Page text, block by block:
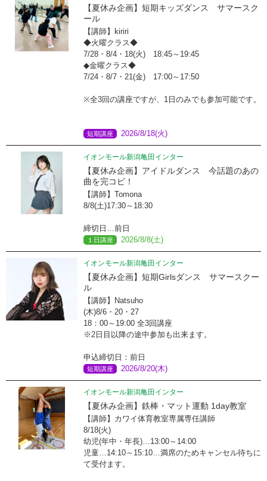
【夏休み企画】短期キッズダンス サマースク
ール
【講師】kiriri
◆火曜クラス◆
7/28・8/4・18(火) 18:45～19:45
◆金曜クラス◆
7/24・8/7・21(金) 17:00～17:50
※全3回の講座ですが、1日のみでも参加可能です。
短期講座 2026/8/18(火)
イオンモール新潟亀田インター
【夏休み企画】アイドルダンス 今話題のあの
曲を完コピ！
【講師】Tomona
8/8(土)17:30～18:30
締切日…前日
１日講座 2026/8/8(土)
イオンモール新潟亀田インター
【夏休み企画】短期Girlsダンス サマースクー
ル
【講師】Natsuho
(木)8/6・20・27
18：00～19:00 全3回講座
※2日目以降の途中参加も出来ます。
申込締切日：前日
短期講座 2026/8/20(木)
イオンモール新潟亀田インター
【夏休み企画】鉄棒・マット運動 1day教室
【講師】カワイ体育教室専属専任講師
8/18(火)
幼児(年中・年長)…13:00～14:00
児童…14:10～15:10…満席のためキャンセル待ちに
て受付ます。